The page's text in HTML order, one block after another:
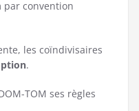
par convention
les coïndivisaires
.
TOM ses règles